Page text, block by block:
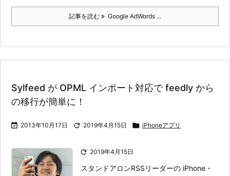
記事を読む Google AdWords ...
Sylfeed が OPML インポート対応で feedly から
の移行が簡単に！
 2013年10月17日  2019年4月15日  iPhoneアプリ
 2019年4月15日
スタンドアロンRSSリーダーの iPhone・